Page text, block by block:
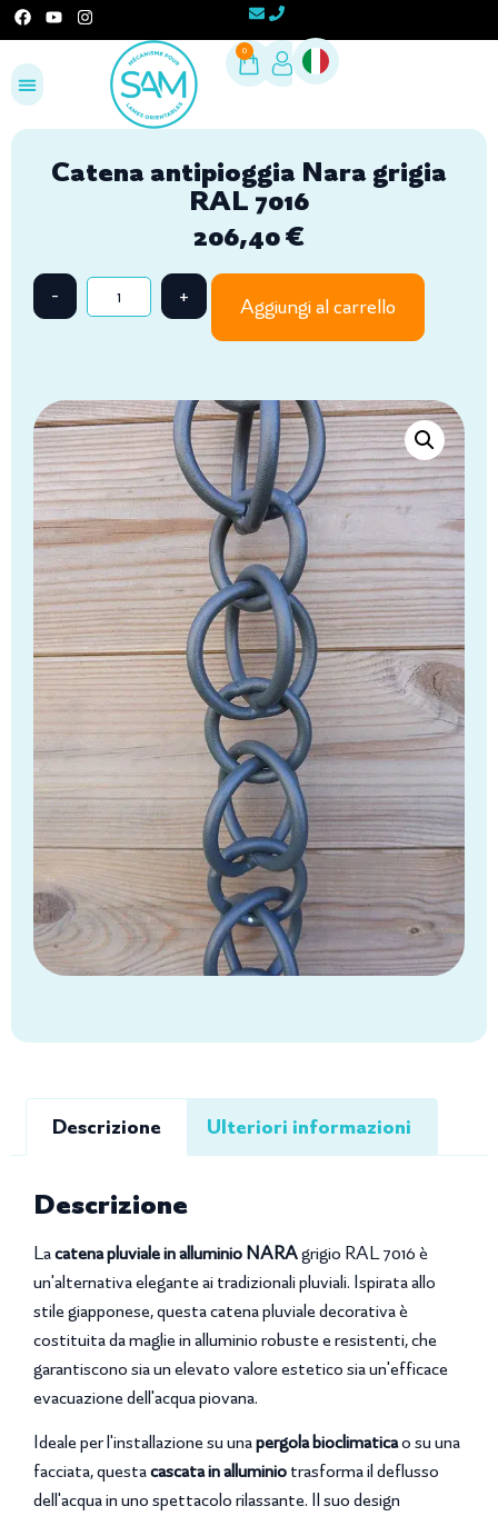
0
Catena antipioggia Nara grigia
RAL 7016
206,40€
Aggiungi al carrello
Descrizione Ulteriori informazioni
Descrizione
Lacatena pluviale in alluminio NARAgrigio RAL 7016 è
un'alternativa elegante ai tradizionali pluviali. Ispirata allo
stile giapponese, questa catena pluviale decorativa è
costituita da maglie in alluminio robuste e resistenti, che
garantiscono sia un elevato valore estetico sia un'efficace
evacuazione dell'acqua piovana.
Ideale per l'installazione su unapergola bioclimaticao su una
facciata, questacascata in alluminiotrasforma il deflusso
dell'acqua in uno spettacolo rilassante. Il suo design